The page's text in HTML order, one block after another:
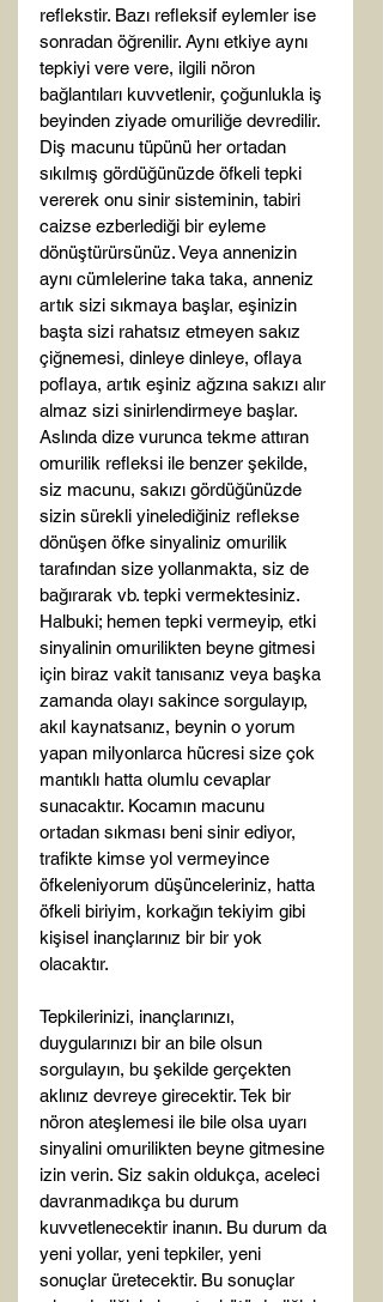
reflekstir. Bazı refleksif eylemler ise
sonradan öğrenilir. Aynı etkiye aynı
tepkiyi vere vere, ilgili nöron
bağlantıları kuvvetlenir, çoğunlukla iş
beyinden ziyade omuriliğe devredilir.
Diş macunu tüpünü her ortadan
sıkılmış gördüğünüzde öfkeli tepki
vererek onu sinir sisteminin, tabiri
caizse ezberlediği bir eyleme
dönüştürürsünüz. Veya annenizin
aynı cümlelerine taka taka, anneniz
artık sizi sıkmaya başlar, eşinizin
başta sizi rahatsız etmeyen sakız
çiğnemesi, dinleye dinleye, oflaya
poflaya, artık eşiniz ağzına sakızı alır
almaz sizi sinirlendirmeye başlar.
Aslında dize vurunca tekme attıran
omurilik refleksi ile benzer şekilde,
siz macunu, sakızı gördüğünüzde
sizin sürekli yinelediğiniz reflekse
dönüşen öfke sinyaliniz omurilik
tarafından size yollanmakta, siz de
bağırarak vb. tepki vermektesiniz.
Halbuki; hemen tepki vermeyip, etki
sinyalinin omurilikten beyne gitmesi
için biraz vakit tanısanız veya başka
zamanda olayı sakince sorgulayıp,
akıl kaynatsanız, beynin o yorum
yapan milyonlarca hücresi size çok
mantıklı hatta olumlu cevaplar
sunacaktır. Kocamın macunu
ortadan sıkması beni sinir ediyor,
trafikte kimse yol vermeyince
öfkeleniyorum düşünceleriniz, hatta
öfkeli biriyim, korkağın tekiyim gibi
kişisel inançlarınız bir bir yok
olacaktır.
Tepkilerinizi, inançlarınızı,
duygularınızı bir an bile olsun
sorgulayın, bu şekilde gerçekten
aklınız devreye girecektir. Tek bir
nöron ateşlemesi ile bile olsa uyarı
sinyalini omurilikten beyne gitmesine
izin verin. Siz sakin oldukça, aceleci
davranmadıkça bu durum
kuvvetlenecektir inanın. Bu durum da
yeni yollar, yeni tepkiler, yeni
sonuçlar üretecektir. Bu sonuçlar